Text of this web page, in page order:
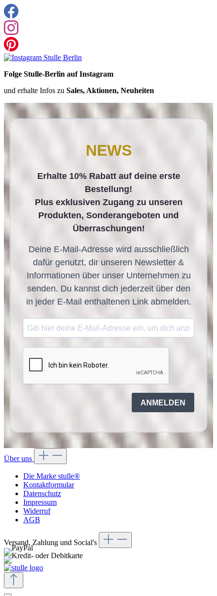
Folge Stulle-Berlin auf Instagram
und erhalte Infos zu Sales, Aktionen, Neuheiten
NEWS
Erhalte 10% Rabatt auf deine erste
Bestellung!
Plus exklusiven Zugang zu unseren
Produkten, Sonderangeboten und
Überraschungen!
Deine E-Mail-Adresse wird ausschließlich
dafür genutzt, dir unseren Newsletter &
Informationen über unser Unternehmen zu
senden. Du kannst dich jederzeit über den
in jeder E-Mail enthaltenen Link abmelden.
ANMELDEN
Über uns
Die Marke stulle®
Kontaktformular
Datenschutz
Impressum
Widerruf
AGB
Versand, Zahlung und Social's